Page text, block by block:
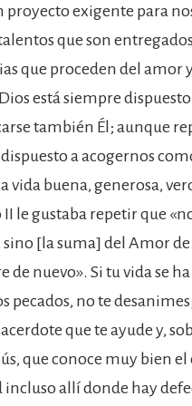
exigente para
que son
que proceden del
está siempre
también Él; aunque
a acogernos
vida buena, generosa,
le gustaba repetir que
[la suma] del Amor
nuevo». Si tu vida se
pecados, no te
que te ayude y,
que conoce muy bien
allí donde hay